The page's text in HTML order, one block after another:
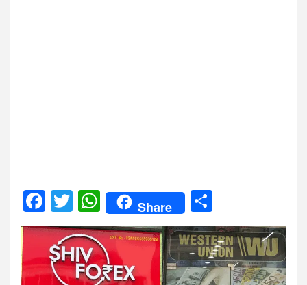
Facebook
Twitter
WhatsApp
Share